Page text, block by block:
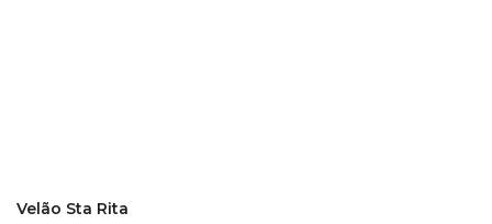
Velão Sta Rita